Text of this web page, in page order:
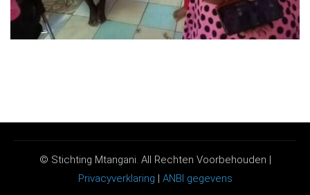
© Stichting Mtangani. All Rechten Voorbehouden |
Privacyverklaring | ANBI gegevens